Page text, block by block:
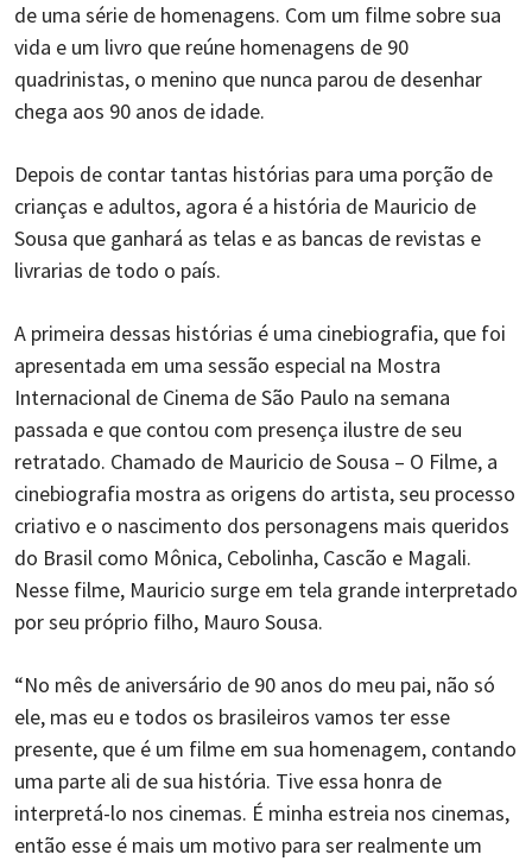
de uma série de homenagens. Com um filme sobre sua
vida e um livro que reúne homenagens de 90
quadrinistas, o menino que nunca parou de desenhar
chega aos 90 anos de idade.
Depois de contar tantas histórias para uma porção de
crianças e adultos, agora é a história de Mauricio de
Sousa que ganhará as telas e as bancas de revistas e
livrarias de todo o país.
A primeira dessas histórias é uma cinebiografia, que foi
apresentada em uma sessão especial na Mostra
Internacional de Cinema de São Paulo na semana
passada e que contou com presença ilustre de seu
retratado. Chamado de Mauricio de Sousa – O Filme, a
cinebiografia mostra as origens do artista, seu processo
criativo e o nascimento dos personagens mais queridos
do Brasil como Mônica, Cebolinha, Cascão e Magali.
Nesse filme, Mauricio surge em tela grande interpretado
por seu próprio filho, Mauro Sousa.
“No mês de aniversário de 90 anos do meu pai, não só
ele, mas eu e todos os brasileiros vamos ter esse
presente, que é um filme em sua homenagem, contando
uma parte ali de sua história. Tive essa honra de
interpretá-lo nos cinemas. É minha estreia nos cinemas,
então esse é mais um motivo para ser realmente um